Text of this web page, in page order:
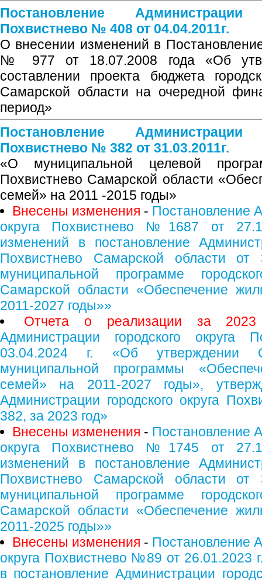
Постановление
Похвистнево № 408 от 04.04.2011г.
О внесении изменений в Постановление
№ 977 от 18.07.2008 года «Об
составлении проекта бюджета
Самарской области на очередной
период»
Постановление
Похвистнево № 382 от 31.03.2011г.
«О муниципальной целевой
Похвистнево Самарской области
семей» на 2011 -2015 годы»
Внесены изменения - Постановление
округа Похвистнево №1687 от
изменений в постановление
Похвистнево Самарской области
муниципальной программе
Самарской области «Обеспечение
2011-2027 годы»»
Отчета о реализации за 2023
Администрации городского
03.04.2024 г. «Об утверждении
муниципальной программы
семей» на 2011-2027 годы»,
Администрации городского округа
382, за 2023 год»
Внесены изменения - Постановление
округа Похвистнево №1745 от
изменений в постановление
Похвистнево Самарской области
муниципальной программе
Самарской области «Обеспечение
2011-2025 годы»»
Внесены изменения - Постановление
округа Похвистнево №89 от 26.01.2023
в постановление Администрации